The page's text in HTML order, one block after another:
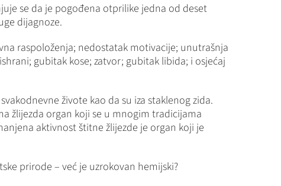
se da je pogođena otprilike jedna od deset
dijagnoze.
raspoloženja; nedostatak motivacije; unutrašnja
gubitak kose; zatvor; gubitak libida; i osjećaj
živote kao da su iza staklenog zida.
žlijezda organ koji se u mnogim tradicijama
aktivnost štitne žlijezde je organ koji je
prirode – već je uzrokovan hemijski?